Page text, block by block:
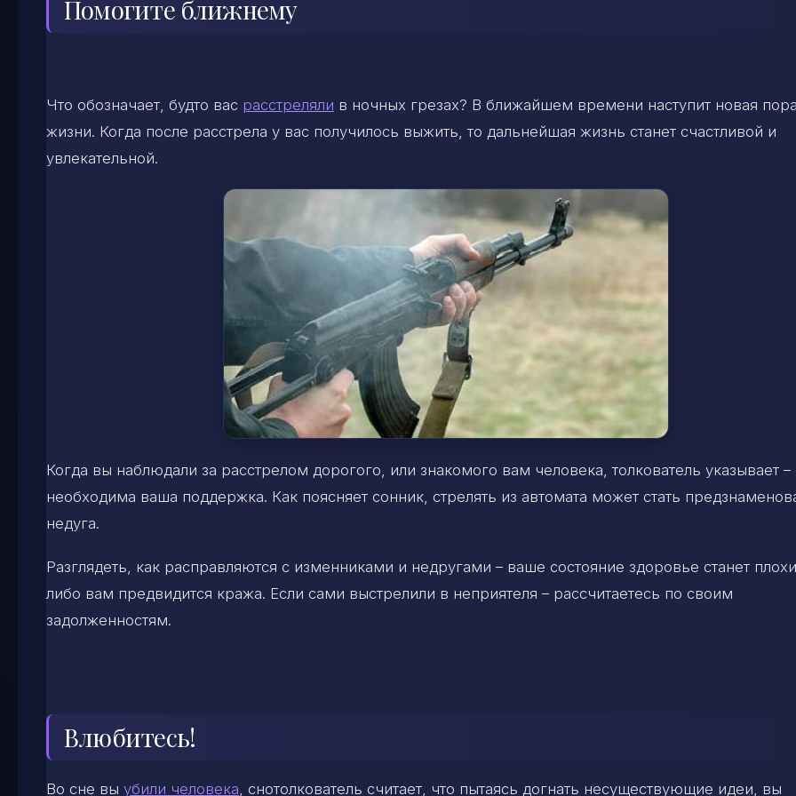
Помогите ближнему
Что обозначает, будто вас расстреляли в ночных грезах? В ближайшем времени наступит новая
жизни. Когда после расстрела у вас получилось выжить, то дальнейшая жизнь станет счастливой и
увлекательной.
Когда вы наблюдали за расстрелом дорогого, или знакомого вам человека, толкователь указывает
необходима ваша поддержка. Как поясняет сонник, стрелять из автомата может стать
недуга.
Разглядеть, как расправляются с изменниками и недругами – ваше состояние здоровье станет
либо вам предвидится кража. Если сами выстрелили в неприятеля – рассчитаетесь по своим
задолженностям.
Влюбитесь!
Во сне вы убили человека, снотолкователь считает, что пытаясь догнать несуществующие идеи, вы